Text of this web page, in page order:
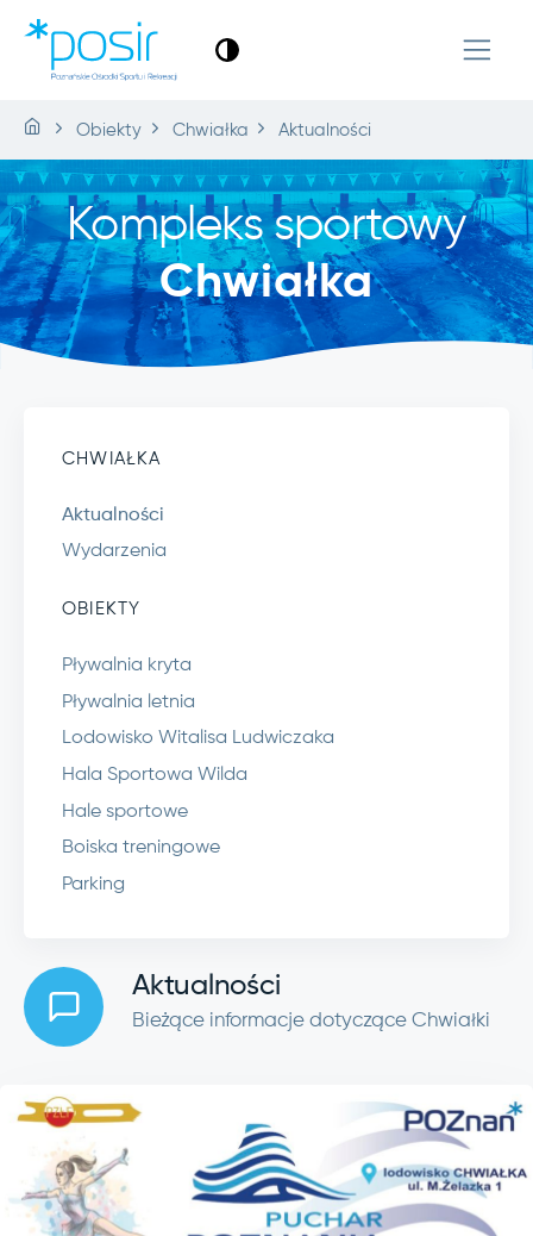
Obiekty Chwiałka Aktualności
Kompleks sportowy
Chwiałka
CHWIAŁKA
Aktualności
Wydarzenia
OBIEKTY
Pływalnia kryta
Pływalnia letnia
Lodowisko Witalisa Ludwiczaka
Hala Sportowa Wilda
Hale sportowe
Boiska treningowe
Parking
Aktualności
Bieżące informacje dotyczące Chwiałki